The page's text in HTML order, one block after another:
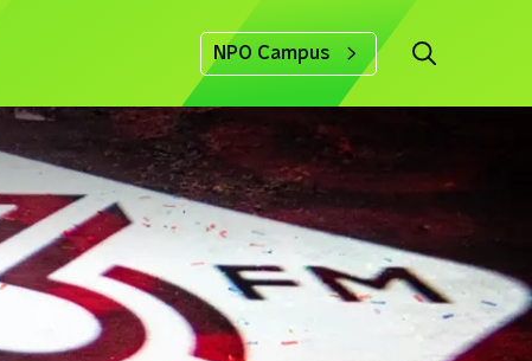
NPO Campus